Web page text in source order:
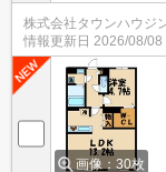
２店舗どちらで
株式会社タウンハウジ
情報更新日 2026/08/08
画像：30枚